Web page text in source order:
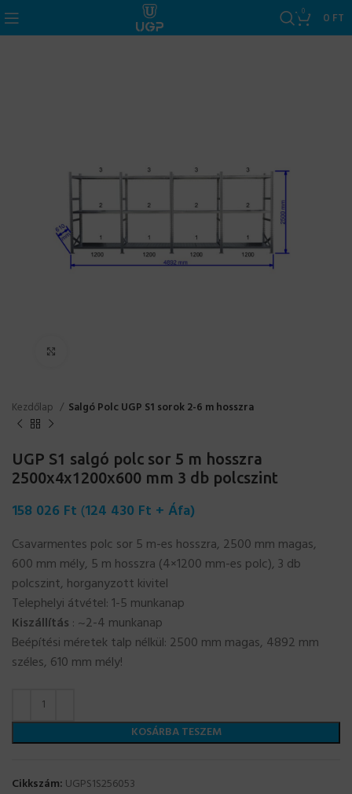
0 0 FT
Kezdőlap Salgó Polc UGP S1 sorok 2-6 m hosszra
UGP S1 salgó polc sor 5 m hosszra
2500x4x1200x600 mm 3 db polcszint
158 026 Ft (124 430 Ft + Áfa)
Csavarmentes polc sor 5 m-es hosszra, 2500 mm magas,
600 mm mély, 5 m hosszra (4×1200 mm-es polc), 3 db
polcszint, horganyzott kivitel
Telephelyi átvétel: 1-5 munkanap
Kiszállítás : ~2-4 munkanap
Beépítési méretek talp nélkül: 2500 mm magas, 4892 mm
széles, 610 mm mély!
KOSÁRBA TESZEM
Cikkszám: UGPS1S256053